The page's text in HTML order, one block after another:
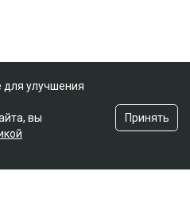
улучшения
вы
Принять